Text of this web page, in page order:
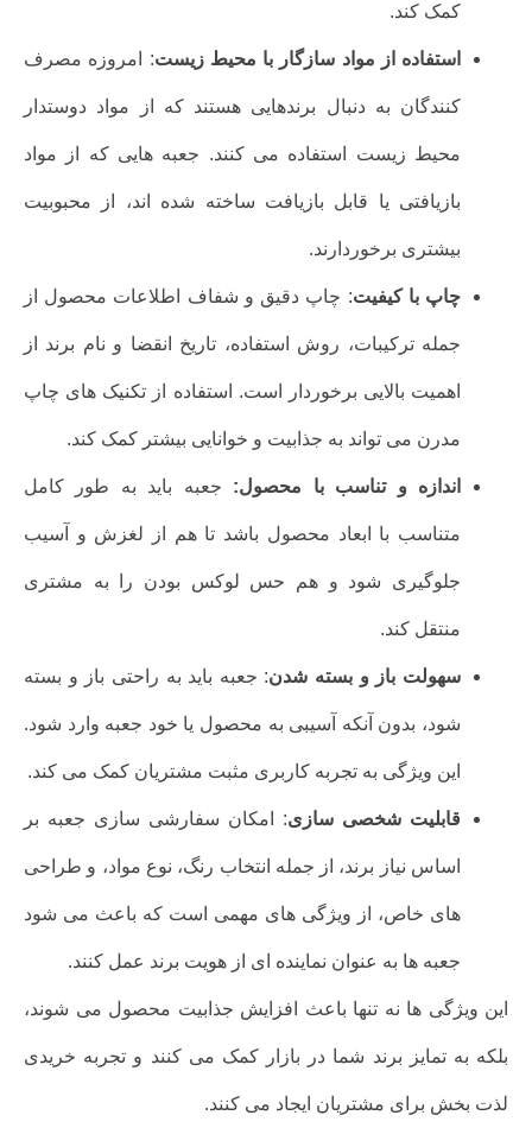
کمک کند.
استفاده از مواد سازگار با محیط زیست: امروزه مصرف
کنندگان به دنبال برندهایی هستند که از مواد دوستدار
محیط زیست استفاده می کنند. جعبه هایی که از مواد
بازیافتی یا قابل بازیافت ساخته شده اند، از محبوبیت
بیشتری برخوردارند.
چاپ با کیفیت: چاپ دقیق و شفاف اطلاعات محصول از
جمله ترکیبات، روش استفاده، تاریخ انقضا و نام برند از
اهمیت بالایی برخوردار است. استفاده از تکنیک های چاپ
مدرن می تواند به جذابیت و خوانایی بیشتر کمک کند.
اندازه و تناسب با محصول: جعبه باید به طور کامل
متناسب با ابعاد محصول باشد تا هم از لغزش و آسیب
جلوگیری شود و هم حس لوکس بودن را به مشتری
منتقل کند.
سهولت باز و بسته شدن: جعبه باید به راحتی باز و بسته
شود، بدون آنکه آسیبی به محصول یا خود جعبه وارد شود.
این ویژگی به تجربه کاربری مثبت مشتریان کمک می کند.
قابلیت شخصی سازی: امکان سفارشی سازی جعبه بر
اساس نیاز برند، از جمله انتخاب رنگ، نوع مواد، و طراحی
های خاص، از ویژگی های مهمی است که باعث می شود
جعبه ها به عنوان نماینده ای از هویت برند عمل کنند.
این ویژگی ها نه تنها باعث افزایش جذابیت محصول می شوند،
بلکه به تمایز برند شما در بازار کمک می کنند و تجربه خریدی
لذت بخش برای مشتریان ایجاد می کنند.